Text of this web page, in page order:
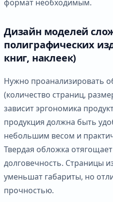
формат необходимым.
Дизайн моделей
полиграфических
книг, наклеек)
Нужно проанализировать
(количество страниц,
зависит эргономика
продукция должна быть
небольшим весом и
Твердая обложка
долговечность. Страницы
уменьшат габариты, но
прочностью.